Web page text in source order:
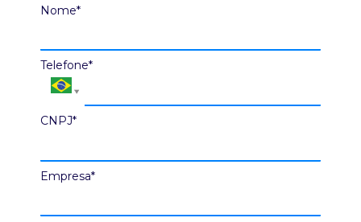
Nome*
Telefone*
CNPJ*
Empresa*